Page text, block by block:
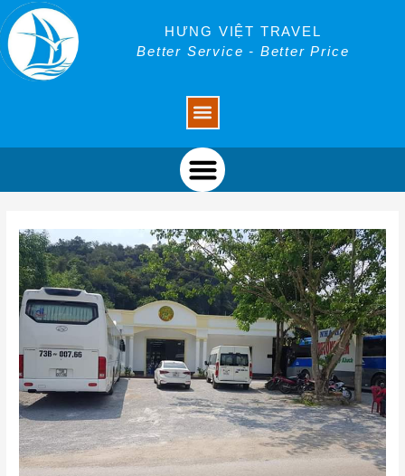
Skip
to
content
HƯNG VIỆT TRAVEL
Better Service - Better Price
Menu
Post
navigation